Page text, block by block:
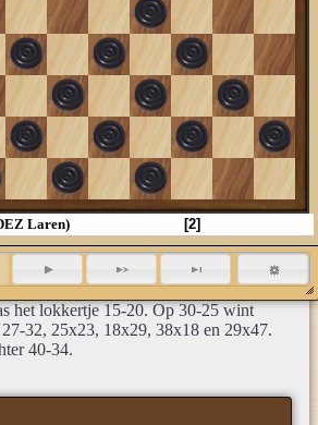
Laren) [2]
het lokkertje 15-20. Op 30-25 wint
32, 25x23, 18x29, 38x18 en 29x47.
40-34.